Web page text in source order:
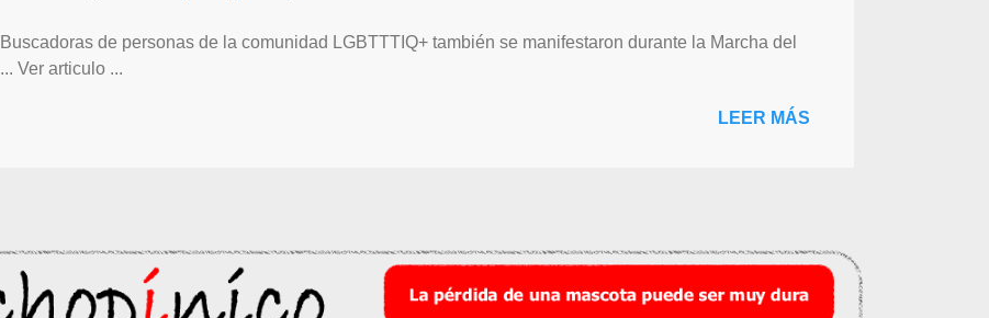
Buscadoras de personas de la comunidad LGBTTTIQ+ también se manifestaron durante la Marcha del
... Ver articulo ...
LEER MÁS